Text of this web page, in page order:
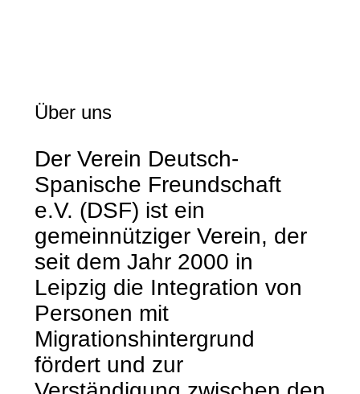
Über uns
Der Verein Deutsch-
Spanische Freundschaft
e.V. (DSF) ist ein
gemeinnütziger Verein, der
seit dem Jahr 2000 in
Leipzig die Integration von
Personen mit
Migrationshintergrund
fördert und zur